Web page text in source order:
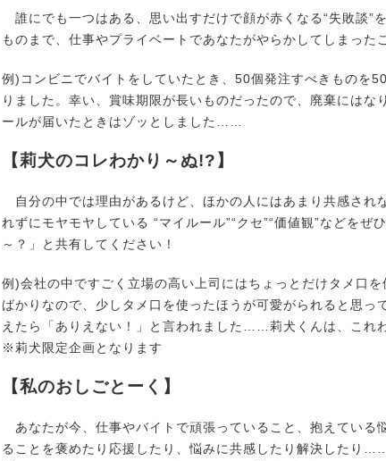
誰にでも一つはある、思い出すだけで顔が赤くなる“失敗談”
ものまで、仕事やプライベートであなたがやらかしてしまった
例)コンビニでバイトをしていたとき、50個発注すべきものを
りました。幸い、賞味期限が長いものだったので、廃棄にはな
ールが届いたときはゾッとしました……
【莉犬のコレわかり～ぬ!?】
自分の中では理由があるけど、ほかの人にはあまり共感され
れずにモヤモヤしている “マイルール”“クセ”“価値観”などをぜ
～？」と共有してください！
例)会社の中ですごく立場の高い上司にはちょっとだけタメ口
ばかりなので、少しタメ口を使ったほうが可愛がられると思っ
えたら「ありえない！」と言われました……莉犬くんは、これ
※莉犬限定企画となります
【私のおしごとーく】
あなたが今、仕事やバイトで頑張っていること、抱えている
ることを褒めたり応援したり、悩みに共感したり解決したり